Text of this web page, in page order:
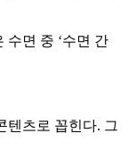
면 중 ‘수면 간
텐츠로 꼽힌다. 그